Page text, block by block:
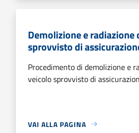
Demolizione e radiazione
sprovvisto di
Procedimento di demolizione e
veicolo sprovvisto di
VAI ALLA PAGINA